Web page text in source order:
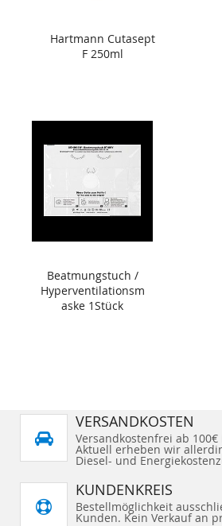
Hartmann Cutasept
F 250ml
Beatmungstuch /
Hyperventilationsm
aske 1Stück
VERSANDKOSTEN
Versandkostenfrei ab
Aktuell erheben wir
Diesel- und
KUNDENKREIS
Bestellmöglichkeit
Kunden. Kein Verkauf an